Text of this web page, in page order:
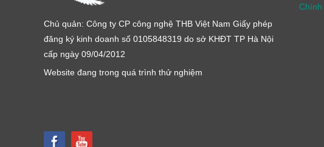
Cài đặt báo nhiệt độ Cao / thấp
Chức năng lưu trữ dữ liệu
Hai tia Laser định vị nguồn nhiệt
Tự động tắt khi không sử dụng
Báo Pin yếu
ngay tư vấn chuyên sâu hoặc tìm mua tại một trong hai website
Chủ quản: Công ty CP công nghệ THB Việt Nam Giấy phép
đăng ký kinh doanh số 0105848319 do sở KHĐT TP Hà Nội
cấp ngày 09/04/2012
Website đang trong quá trình thử nghiệm